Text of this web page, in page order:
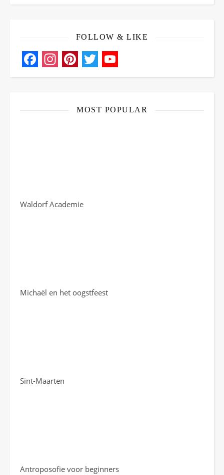
FOLLOW & LIKE
Facebook
Instagram
Pinterest
Twitter
YouTube
MOST POPULAR
Waldorf Academie
Michaël en het oogstfeest
Sint-Maarten
Antroposofie voor beginners